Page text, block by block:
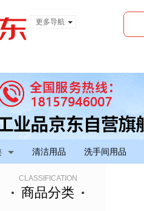
更多导航
清洁用品 洗手间用品
CLASSIFICATION
商品分类